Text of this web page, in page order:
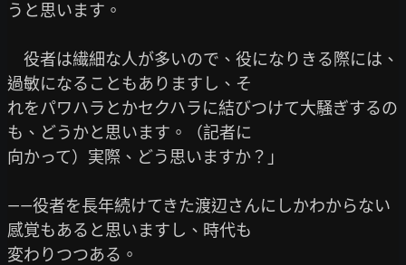
うと思います。
役者は繊細な人が多いので、役になりきる際には、
過敏になることもありますし、そ
れをパワハラとかセクハラに結びつけて大騒ぎするの
も、どうかと思います。（記者に
向かって）実際、どう思いますか？」
——役者を長年続けてきた渡辺さんにしかわからない
感覚もあると思いますし、時代も
変わりつつある。